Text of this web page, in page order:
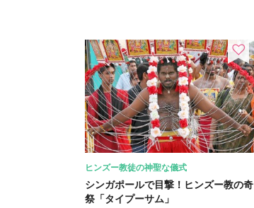
ヒンズー教徒の神聖な儀式
シンガポールで目撃！ヒンズー教の奇
祭「タイプーサム」